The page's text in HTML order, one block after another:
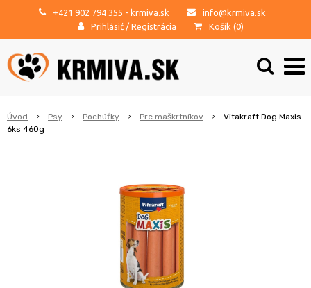
+421 902 794 355 - krmiva.sk
info@krmiva.sk
Prihlásiť / Registrácia Košík (0)
Úvod Psy Pochúťky Pre maškrtníkov
Vitakraft Dog Maxis
6ks 460g